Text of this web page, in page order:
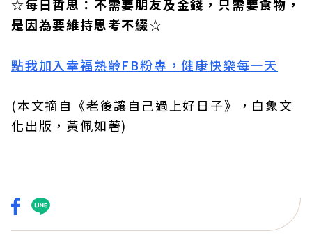
☆每日哲思：不需要朋友及金錢，只需要食物，
是因為要維持思考不綴☆
點我加入幸福熟齡FB粉專，健康快樂每一天
(本文摘自《老後讓自己過上好日子》，白象文
化出版，黃佩如著)